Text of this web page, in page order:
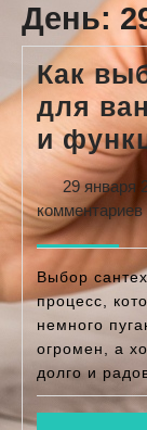
День:
Как
для
и
29 января
комментариев
Выбор
процесс,
немного
огромен, а
долго и